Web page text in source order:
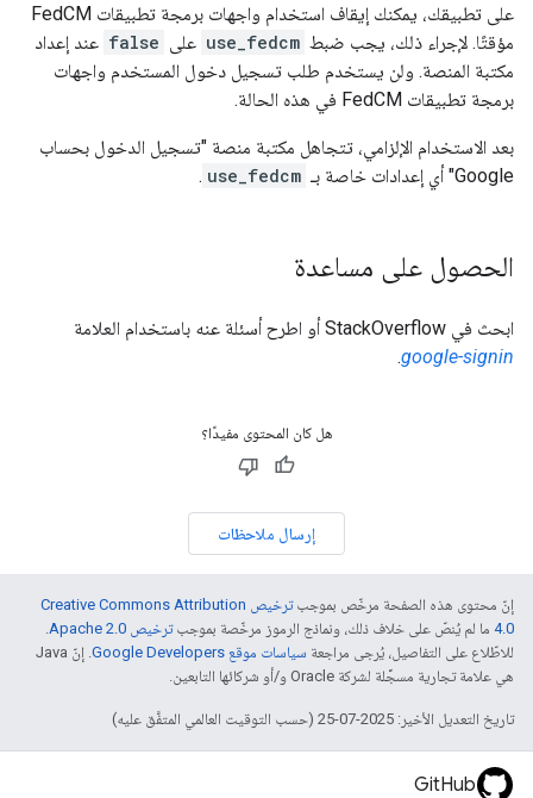
على تطبيقك، يمكنك إيقاف استخدام واجهات برمجة تطبيقات FedCM
مؤقتًا. لإجراء ذلك، يجب ضبط use_fedcm على false عند إعداد
مكتبة المنصة. ولن يستخدم طلب تسجيل دخول المستخدم واجهات
برمجة تطبيقات FedCM في هذه الحالة.
بعد الاستخدام الإلزامي، تتجاهل مكتبة منصة "تسجيل الدخول بحساب
Google" أي إعدادات خاصة بـ
use_fedcm
.
الحصول على مساعدة
ابحث في StackOverflow أو اطرح أسئلة عنه باستخدام العلامة
google-signin
.
هل كان المحتوى مفيدًا؟
إرسال ملاحظات
إنّ محتوى هذه الصفحة مرخّص بموجب
ترخيص Creative Commons Attribution
4.0‏ ما لم يُنصّ على خلاف ذلك، ونماذج الرموز مرخّصة بموجبترخيص Apache 2.0‏
للاطّلاع على التفاصيل، يُرجى مراجعة سياسات موقع Google Developers‏
. إنّ Java
هي علامة تجارية مسجَّلة لشركة Oracle و/أو شركائها التابعين.
تاريخ التعديل الأخير: 2025-07-25 (حسب التوقيت العالمي المتفَّق عليه)
GitHub